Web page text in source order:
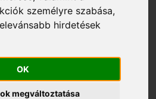
személyre szabása,
hirdetések
OK
megváltoztatása